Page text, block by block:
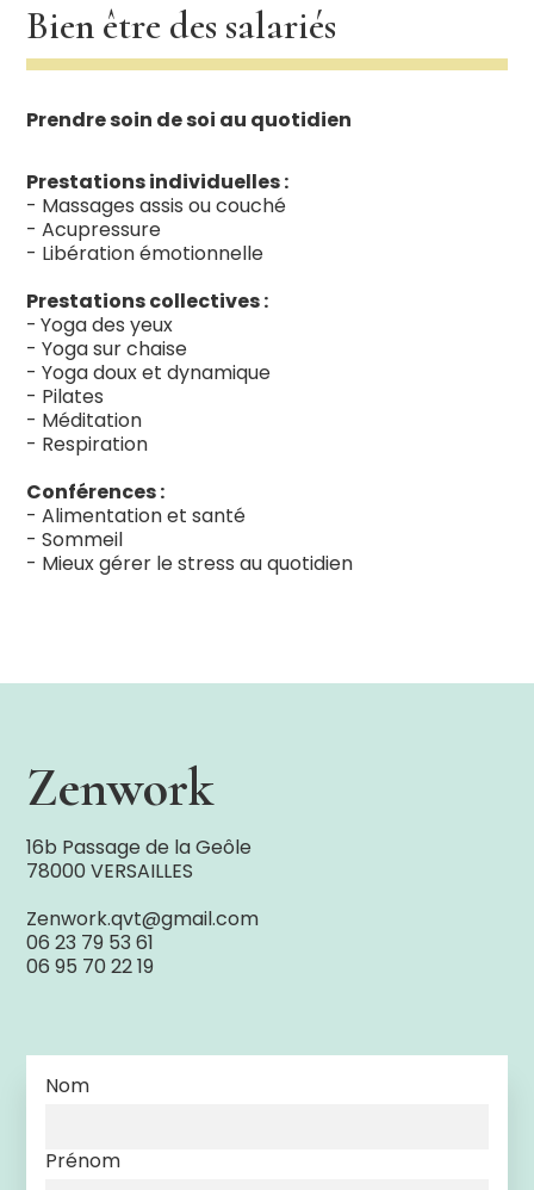
Bien être des salariés
Prendre soin de soi au quotidien
Prestations individuelles :
- Massages assis ou couché
- Acupressure
- Libération émotionnelle
Prestations collectives :
- Yoga des yeux
- Yoga sur chaise
- Yoga doux et dynamique
- Pilates
- Méditation
- Respiration
Conférences :
- Alimentation et santé
- Sommeil
- Mieux gérer le stress au quotidien
Zenwork
16b Passage de la Geôle
78000 VERSAILLES
Zenwork.qvt@gmail.com
06 23 79 53 61
06 95 70 22 19
Nom
Prénom